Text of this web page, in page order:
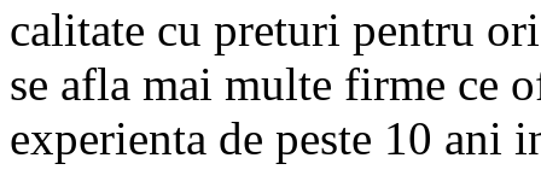
calitate cu preturi pentru
se afla mai multe firme ce
experienta de peste 10 ani